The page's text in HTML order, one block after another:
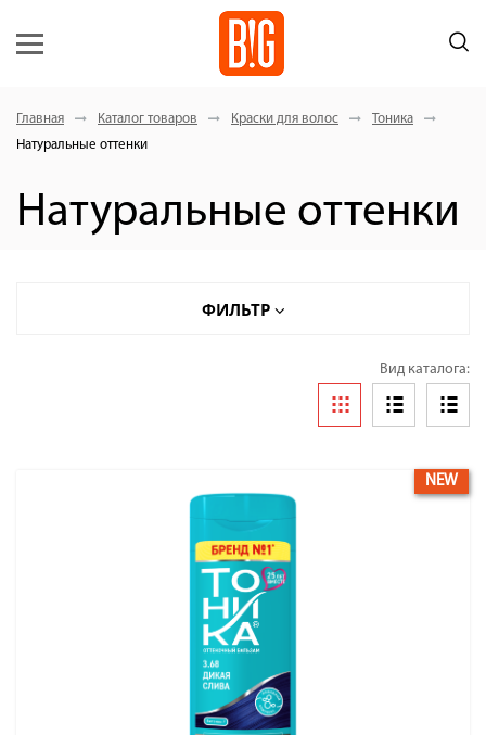
Главная Каталог товаров Краски для волос
Тоника
Натуральные оттенки
Натуральные оттенки
ФИЛЬТР
Вид каталога:
NEW